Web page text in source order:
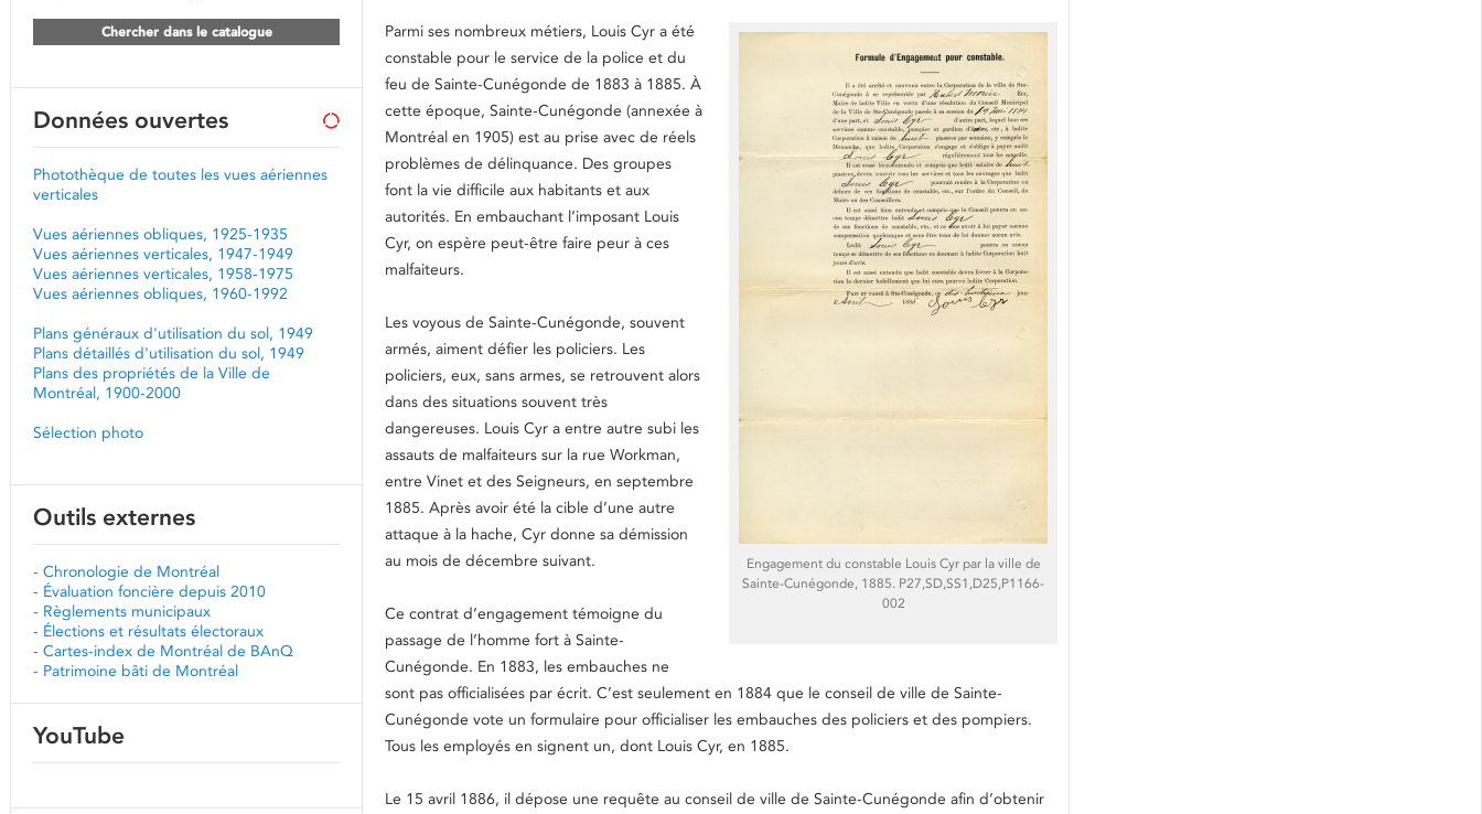
Engagement du constable Louis Cyr par la ville de
Sainte-Cunégonde, 1885. P27,SD,SS1,D25,P1166-
002
Parmi ses nombreux métiers, Louis Cyr a été
constable pour le service de la police et du
feu de Sainte-Cunégonde de 1883 à 1885. À
cette époque, Sainte-Cunégonde (annexée à
Montréal en 1905) est au prise avec de réels
problèmes de délinquance. Des groupes
font la vie difficile aux habitants et aux
autorités. En embauchant l’imposant Louis
Cyr, on espère peut-être faire peur à ces
malfaiteurs.
Les voyous de Sainte-Cunégonde, souvent
armés, aiment défier les policiers. Les
policiers, eux, sans armes, se retrouvent alors
dans des situations souvent très
dangereuses. Louis Cyr a entre autre subi les
assauts de malfaiteurs sur la rue Workman,
entre Vinet et des Seigneurs, en septembre
1885. Après avoir été la cible d’une autre
attaque à la hache, Cyr donne sa démission
au mois de décembre suivant.
Ce contrat d’engagement témoigne du
passage de l’homme fort à Sainte-
Cunégonde. En 1883, les embauches ne
sont pas officialisées par écrit. C’est seulement en 1884 que le conseil de ville de Sainte-
Cunégonde vote un formulaire pour officialiser les embauches des policiers et des pompiers.
Tous les employés en signent un, dont Louis Cyr, en 1885.
Le 15 avril 1886, il dépose une requête au conseil de ville de Sainte-Cunégonde afin d’obtenir
Chercher dans le catalogue
Données ouvertes
Photothèque de toutes les vues aériennes
verticales
Vues aériennes obliques, 1925-1935
Vues aériennes verticales, 1947-1949
Vues aériennes verticales, 1958-1975
Vues aériennes obliques, 1960-1992
Plans généraux d'utilisation du sol, 1949
Plans détaillés d'utilisation du sol, 1949
Plans des propriétés de la Ville de
Montréal, 1900-2000
Sélection photo
Outils externes
- Chronologie de Montréal
- Évaluation foncière depuis 2010
- Règlements municipaux
- Élections et résultats électoraux
- Cartes-index de Montréal de BAnQ
- Patrimoine bâti de Montréal
YouTube